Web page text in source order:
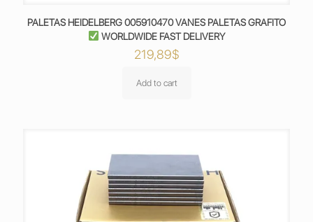
PALETAS HEIDELBERG 005910470 VANES PALETAS GRAFITO
WORLDWIDE FAST DELIVERY
219,89$
Add to cart